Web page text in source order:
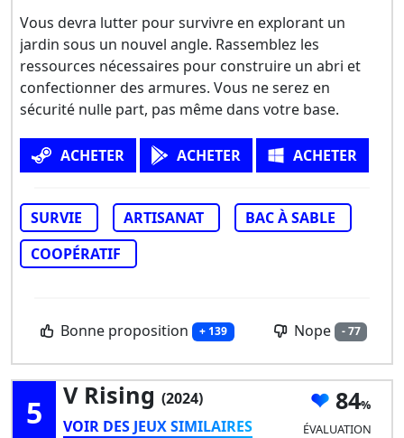
Vous devra lutter pour survivre en explorant un
jardin sous un nouvel angle. Rassemblez les
ressources nécessaires pour construire un abri et
confectionner des armures. Vous ne serez en
sécurité nulle part, pas même dans votre base.
ACHETER ACHETER ACHETER
SURVIE ARTISANAT
BAC À SABLE
COOPÉRATIF
Bonne proposition + 139 Nope - 77
5 V Rising (2024)
VOIR DES JEUX SIMILAIRES
84
ÉVALUATION